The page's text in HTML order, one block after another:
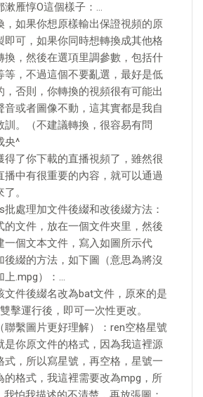
漱雁惇O這個樣子：…
，如果你想原樣輸出保證視頻的原
即可，如果你同時想轉換成其他格
換，然後在選項里調參數，包括什
等，不過這個不要亂選，最好是低
，否則，你轉換的視頻很有可能出
音或者圖像不動，這其實都是我自
訓。（不建議轉換，很容易有問
央^
得了你下載的直播視頻了，雖然很
播中有很重要的內容，就可以通過
。
處理加文件後綴和改後綴方法：
的文件，放在一個文件夾里，然後
一個文本文件，寫入如圖所示代
後綴的方法，如下圖（意思為將沒
上.mpg）：…
文件後綴名改為bat文件，原來的是
擊運行後，即可一次性更改。
聯繫圖片更好理解）：ren空格星號
是你原文件的格式，因為我這裡源
式，所以寫星號，再空格，星號一
的格式，我這裡需要改為mpg，所